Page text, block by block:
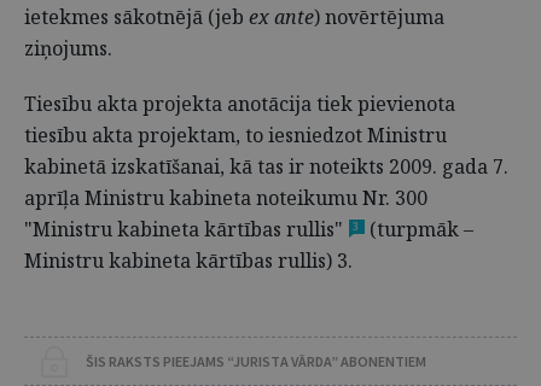
ietekmes sākotnējā (jeb ex ante) novērtējuma
ziņojums.
Tiesību akta projekta anotācija tiek pievienota
tiesību akta projektam, to iesniedzot Ministru
kabinetā izskatīšanai, kā tas ir noteikts 2009. gada 7.
aprīļa Ministru kabineta noteikumu Nr. 300
"Ministru kabineta kārtības rullis"
3
(turpmāk –
Ministru kabineta kārtības rullis) 3.
ŠIS RAKSTS PIEEJAMS “JURISTA VĀRDA” ABONENTIEM